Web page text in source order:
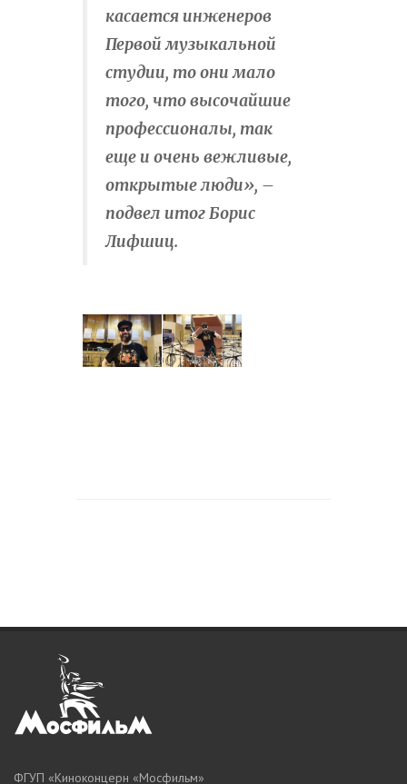
касается инженеров
Первой музыкальной
студии, то они мало
того, что высочайшие
профессионалы, так
еще и очень вежливые,
открытые люди», –
подвел итог Борис
Лифшиц.
ФГУП «Киноконцерн «Мосфильм»